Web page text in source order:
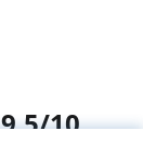
9,5/10